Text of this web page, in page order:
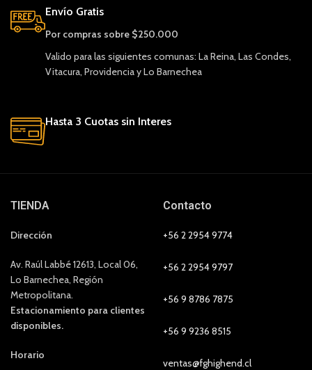
Envío Gratis
Por compras sobre $250.000
Valido para las siguientes comunas: La Reina, Las Condes,
Vitacura, Providencia y Lo Barnechea
Hasta 3 Cuotas sin Interes
TIENDA
Dirección
Av. Raúl Labbé 12613, Local 06,
Lo Barnechea, Región
Metropolitana.
Estacionamiento para clientes
disponibles.
Horario
Contacto
+56 2 2954 9774
+56 2 2954 9797
+56 9 8786 7875
+56 9 9236 8515
ventas@fghighend.cl